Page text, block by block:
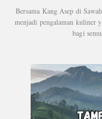
Bersama Kang Asep di
menjadi pengalaman kuliner
bagi